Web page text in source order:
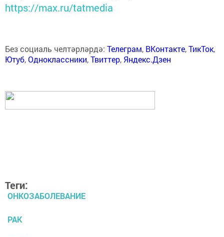
https://max.ru/tatmedia
Без социаль челтәрләрдә: Телеграм, ВКонтакте,ТикТок,
Ютуб,Одноклассники,Твиттер, Яндекс.Дзен
Теги:
ОНКОЗАБОЛЕВАНИЕ
РАК